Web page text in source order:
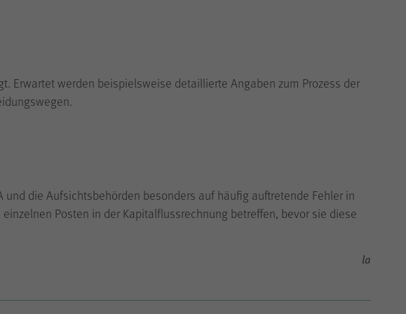
Erwartet werden beispielsweise detaillierte Angaben zum Prozess der
und die Aufsichtsbehörden besonders auf häufig auftretende Fehler in
Posten in der Kapitalflussrechnung betreffen, bevor sie diese
la